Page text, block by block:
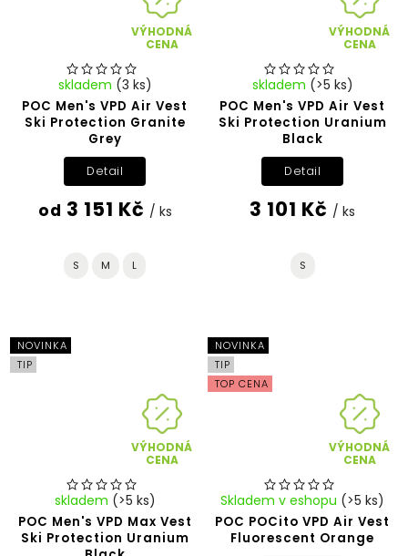
VÝHODNÁ
CENA
POC Men's VPD Air Vest
Ski Protection Granite
Grey
skladem (3 ks)
od 3 151 Kč / ks
Detail
S M L
VÝHODNÁ
CENA
POC Men's VPD Air Vest
Ski Protection Uranium
Black
skladem (>5 ks)
3 101 Kč / ks
Detail
S
NOVINKA
TIP
VÝHODNÁ
CENA
POC Men's VPD Max Vest
Ski Protection Uranium
skladem (>5 ks)
NOVINKA
TIP
TOP CENA
VÝHODNÁ
CENA
POC POCito VPD Air Vest
Fluorescent Orange
Skladem v eshopu (>5 ks)